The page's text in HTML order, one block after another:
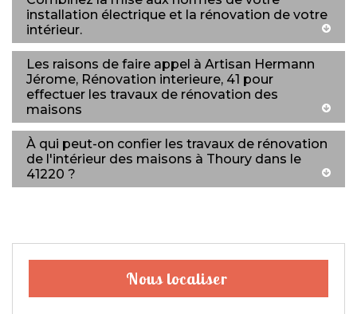
installation électrique et la rénovation de votre
intérieur.
Les raisons de faire appel à Artisan Hermann
Jérome, Rénovation interieure, 41 pour
effectuer les travaux de rénovation des
maisons
À qui peut-on confier les travaux de rénovation
de l'intérieur des maisons à Thoury dans le
41220 ?
Nous localiser